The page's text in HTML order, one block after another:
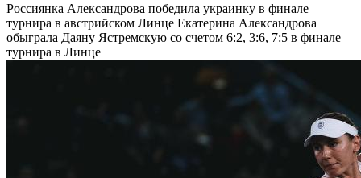
Россиянка Александрова победила украинку в финале
турнира в австрийском Линце Екатерина Александрова
обыграла Даяну Ястремскую со счетом 6:2, 3:6, 7:5 в финале
турнира в Линце